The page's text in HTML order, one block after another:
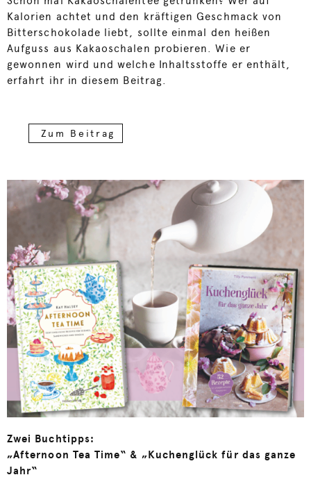
Kalorien achtet und den kräftigen Geschmack von
Bitterschokolade liebt, sollte einmal den heißen
Aufguss aus Kakaoschalen probieren. Wie er
gewonnen wird und welche Inhaltsstoffe er enthält,
erfahrt ihr in diesem Beitrag.
Zum Beitrag
Zwei Buchtipps:
„Afternoon Tea Time“ & „Kuchenglück für das ganze
Jahr“